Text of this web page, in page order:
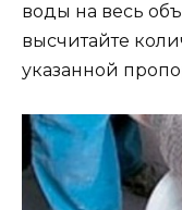
воды на весь
высчитайте
указанной